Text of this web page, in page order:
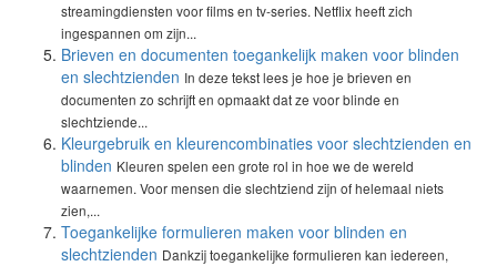
streamingdiensten voor films en tv-series. Netflix heeft zich
ingespannen om zijn...
Brieven en documenten toegankelijk maken voor blinden
en slechtzienden In deze tekst lees je hoe je brieven en
documenten zo schrijft en opmaakt dat ze voor blinde en
slechtziende...
Kleurgebruik en kleurencombinaties voor slechtzienden en
blinden Kleuren spelen een grote rol in hoe we de wereld
waarnemen. Voor mensen die slechtziend zijn of helemaal niets
zien,...
Toegankelijke formulieren maken voor blinden en
slechtzienden Dankzij toegankelijke formulieren kan iedereen,